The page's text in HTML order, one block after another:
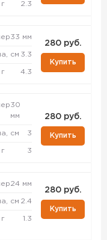
2.3
33 мм
см 3.3
4.3
280 руб.
Купить
30
мм
см 3
3
280 руб.
Купить
24 мм
см 2.4
1.3
280 руб.
Купить